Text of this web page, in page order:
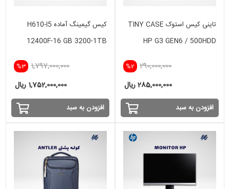
تاینی کیس استوک TINY CASE
HP G3 GEN6 / 500HDD
%2 290,000,000
285,000,000 ریال
افزودن به سبد
کیس گیمینگ آماده H610-I5
12400F-16 GB 3200-1TB
%3 1,797,000,000
1,752,000,000 ریال
افزودن به سبد